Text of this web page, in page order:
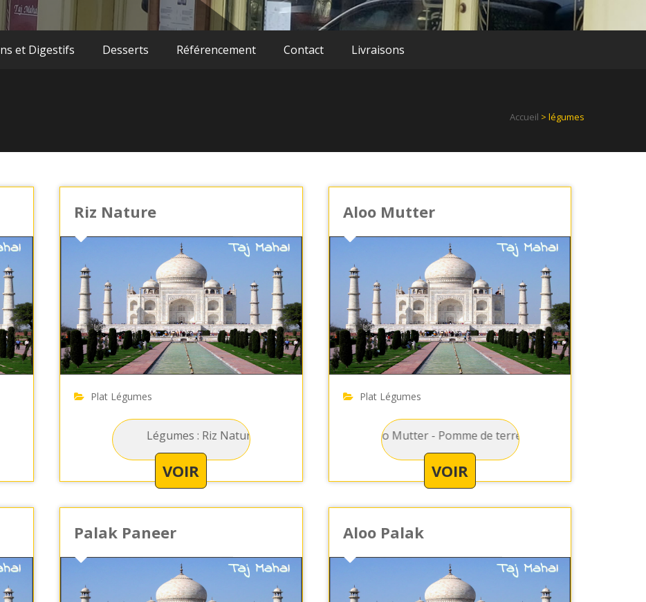
et Digestifs Desserts Référencement Contact Livraisons
Accueil > légumes
des fruits secs
Riz Nature
Plat Légumes
Légumes : Riz Nature - Riz basmati
VOIR
Aloo Mutter
Plat Légumes
Légumes : Aloo Mutter - Pomme de terre et petit pois préparés avec une
VOIR
Palak Paneer Aloo Palak